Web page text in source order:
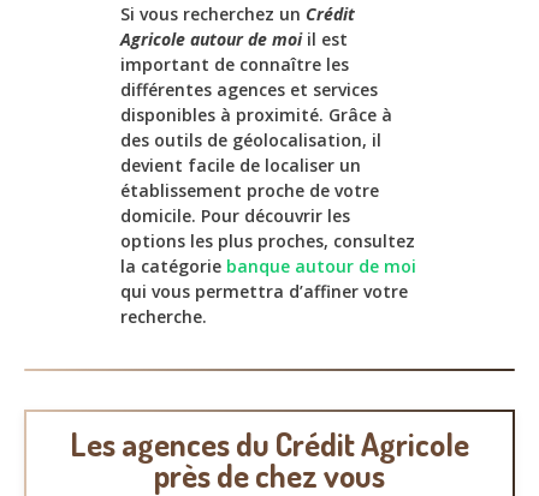
Si vous recherchez un Crédit
Agricole autour de moiil est
important de connaître les
différentes agences et services
disponibles à proximité. Grâce à
des outils de géolocalisation, il
devient facile de localiser un
établissement proche de votre
domicile. Pour découvrir les
options les plus proches, consultez
la catégorie banque autour de moi
qui vous permettra d’affiner votre
recherche.
Les agences du Crédit Agricole
près de chez vous